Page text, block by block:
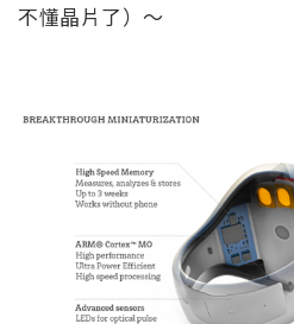
不懂晶片了）～